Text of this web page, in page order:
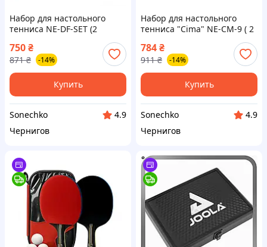
Набор для настольного
тенниса NE-DF-SET (2
ракетки 3 шарика чехол)
750₴
871 ₴ -14%
Купить
Sonechko
4.9
Чернигов
Набор для настольного
тенниса "Cima" NE-CM-9 ( 2
ракетки 3 шарика чехол)
784₴
911 ₴ -14%
Купить
Sonechko
4.9
Чернигов